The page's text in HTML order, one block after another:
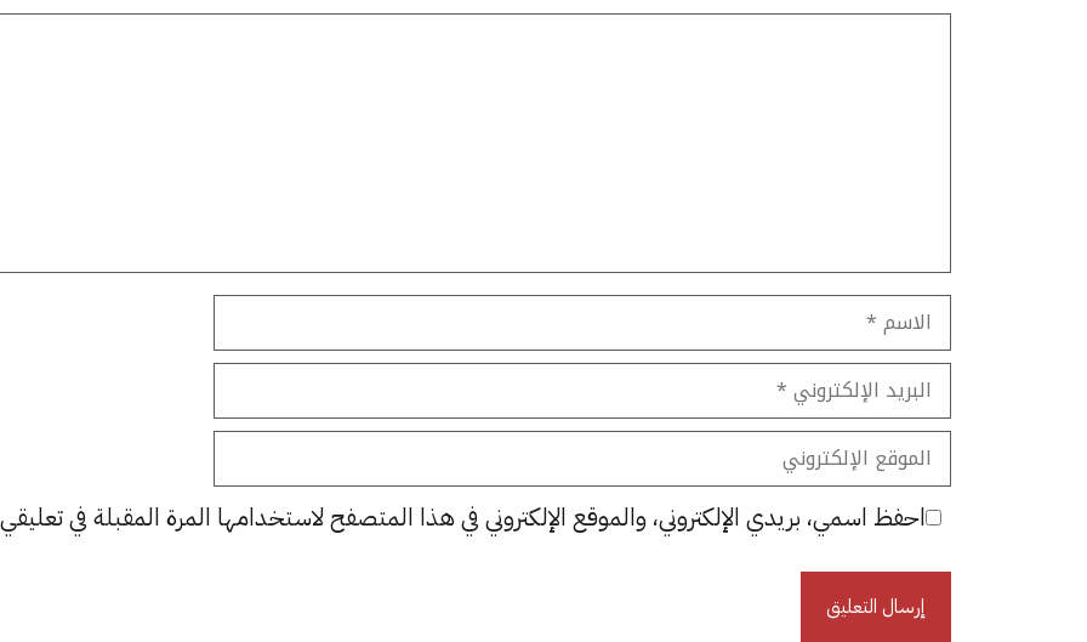
الاسم
البريد
الإلكتروني
الموقع
الإلكتروني
احفظ اسمي، بريدي الإلكتروني، والموقع الإلكتروني في هذا المتصفح لاستخدامها المرة المقبلة في